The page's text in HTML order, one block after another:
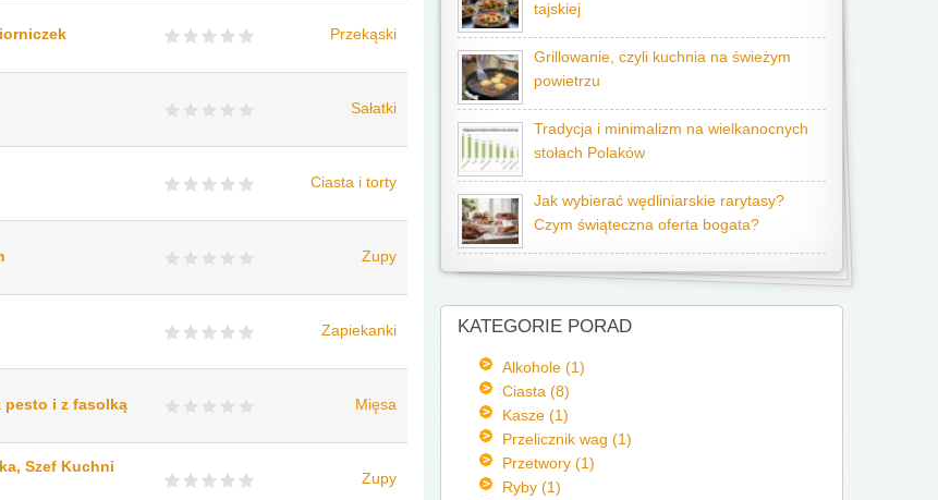
Przekąski
Sałatki
Ciasta i torty
Zupy
Zapiekanki
pesto i z fasolką Mięsa
Szef Kuchni
Zupy
tajskiej
Grillowanie, czyli kuchnia na świeżym
powietrzu
Tradycja i minimalizm na wielkanocnych
stołach Polaków
Jak wybierać wędliniarskie rarytasy?
Czym świąteczna oferta bogata?
KATEGORIE PORAD
Alkohole (1)
Ciasta (8)
Kasze (1)
Przelicznik wag (1)
Przetwory (1)
Ryby (1)